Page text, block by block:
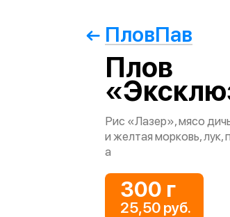
ПловПав
Плов
Рис «Лазер», мясо
и желтая морковь, лук,
а
300 г
25,50 руб.